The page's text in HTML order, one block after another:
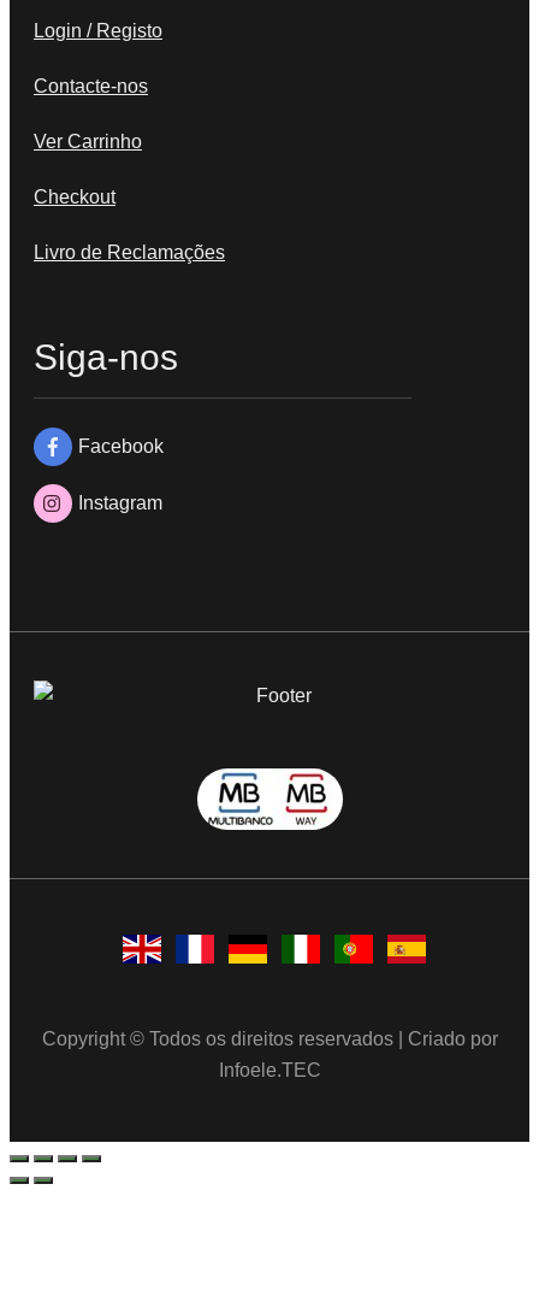
Login / Registo
Contacte-nos
Ver Carrinho
Checkout
Livro de Reclamações
Siga-nos
Facebook
Instagram
Copyright © Todos os direitos reservados | Criado por
Infoele.TEC